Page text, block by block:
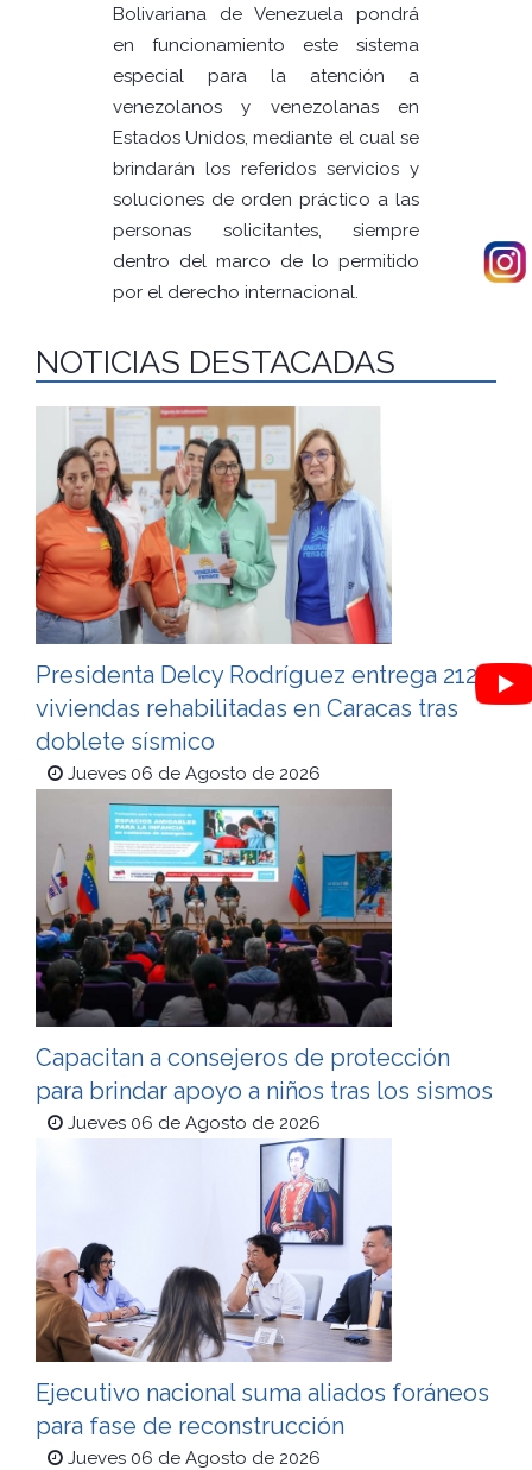
Bolivariana de Venezuela pondrá
en funcionamiento este sistema
especial para la atención a
venezolanos y venezolanas en
Estados Unidos, mediante el cual se
brindarán los referidos servicios y
soluciones de orden práctico a las
personas solicitantes, siempre
dentro del marco de lo permitido
por el derecho internacional.
NOTICIAS DESTACADAS
Presidenta Delcy Rodríguez entrega 212
viviendas rehabilitadas en Caracas tras
doblete sísmico
Jueves 06 de Agosto de 2026
Capacitan a consejeros de protección
para brindar apoyo a niños tras los sismos
Jueves 06 de Agosto de 2026
Ejecutivo nacional suma aliados foráneos
para fase de reconstrucción
Jueves 06 de Agosto de 2026